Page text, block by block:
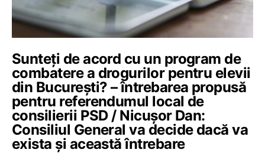
Sunteți de acord cu un program de
combatere a drogurilor pentru elevii
din București? – întrebarea propusă
pentru referendumul local de
consilierii PSD / Nicușor Dan:
Consiliul General va decide dacă va
exista și această întrebare